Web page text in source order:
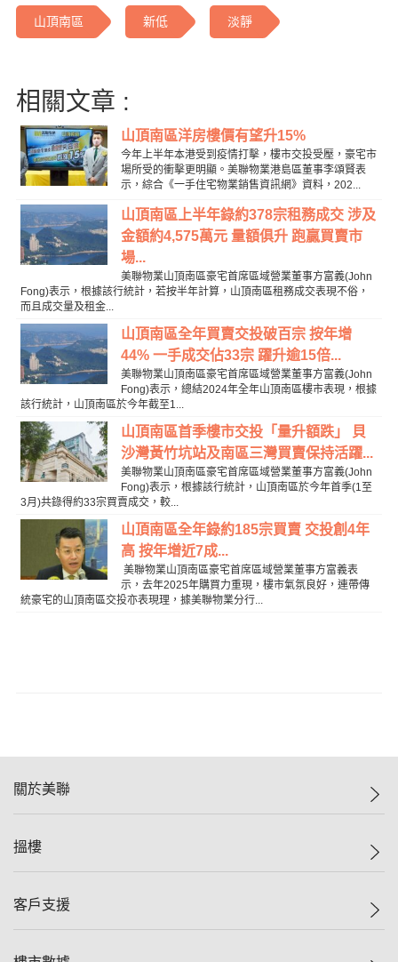
山頂南區 新低 淡靜
相關文章 :
山頂南區洋房樓價有望升15%
今年上半年本港受到疫情打擊，樓市交投受壓，豪宅市
場所受的衝擊更明顯。美聯物業港島區董事李頌賢表
示，綜合《一手住宅物業銷售資訊網》資料，202...
山頂南區上半年錄約378宗租務成交 涉及
金額約4,575萬元 量額俱升 跑贏買賣市
場...
美聯物業山頂南區豪宅首席區域營業董事方富義(John
Fong)表示，根據該行統計，若按半年計算，山頂南區租務成交表現不俗，
而且成交量及租金...
山頂南區全年買賣交投破百宗 按年增
44% 一手成交佔33宗 躍升逾15倍...
美聯物業山頂南區豪宅首席區域營業董事方富義(John
Fong)表示，總結2024年全年山頂南區樓市表現，根據
該行統計，山頂南區於今年截至1...
山頂南區首季樓市交投「量升額跌」 貝
沙灣黃竹坑站及南區三灣買賣保持活躍...
美聯物業山頂南區豪宅首席區域營業董事方富義(John
Fong)表示，根據該行統計，山頂南區於今年首季(1至
3月)共錄得約33宗買賣成交，較...
山頂南區全年錄約185宗買賣 交投創4年
高 按年增近7成...
美聯物業山頂南區豪宅首席區域營業董事方富義表
示，去年2025年購買力重現，樓市氣氛良好，連帶傳
統豪宅的山頂南區交投亦表現理，據美聯物業分行...
關於美聯
美聯集團
人才招募
搵樓
一手新盤
客戶支援
自助放盤